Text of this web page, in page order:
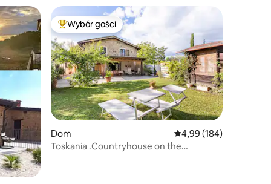
gości Najpopularniejsze z kategorii Wybór gości
Wybór gości
Dom Średnia ocena: 4,99
4,99 (184)
Toskania .Countryhouse on the